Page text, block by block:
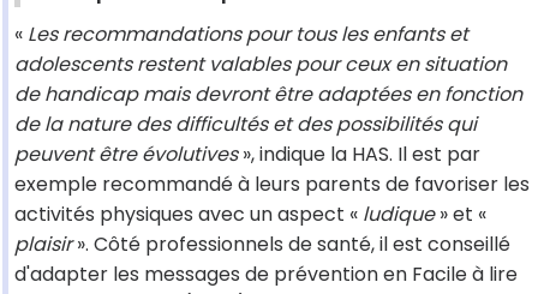
« Les recommandations pour tous les enfants et
adolescents restent valables pour ceux en situation
de handicap mais devront être adaptées en fonction
de la nature des difficultés et des possibilités qui
peuvent être évolutives», indique la HAS. Il est par
exemple recommandé à leurs parents de favoriser les
activités physiques avec un aspect « ludique» et «
plaisir». Côté professionnels de santé, il est conseillé
d'adapter les messages de prévention en Facile à lire